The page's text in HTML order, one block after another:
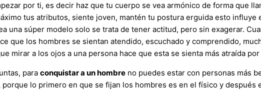
por ti, es decir haz que tu cuerpo se vea armónico de forma que
tus atributos, siente joven, mantén tu postura erguida esto influye
una súper modelo solo se trata de tener actitud, pero sin exagerar.
que los hombres se sientan atendido, escuchado y comprendido,
mirar a los ojos a una persona hace que esta se sienta más atraída por
para conquistar a un hombre no puedes estar con personas más
lo primero en que se fijan los hombres es en el físico y después